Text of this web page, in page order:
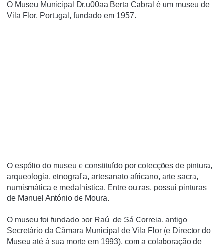
O Museu Municipal Dr.u00aa Berta Cabral é um museu de
Vila Flor, Portugal, fundado em 1957.
O espólio do museu e constituí­do por colecções de pintura,
arqueologia, etnografia, artesanato africano, arte sacra,
numismática e medalhí­stica. Entre outras, possui pinturas
de Manuel António de Moura.
O museu foi fundado por Raúl de Sá Correia, antigo
Secretário da Câmara Municipal de Vila Flor (e Director do
Museu até à sua morte em 1993), com a colaboração de